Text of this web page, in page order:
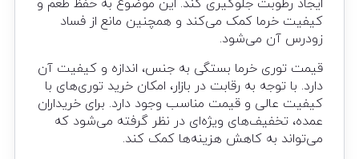
ایجاد رطوبت جلوگیری کند. این موضوع به حفظ طعم و
کیفیت خرما کمک می‌کند و همچنین مانع از فساد
زودرس آن می‌شود.
قیمت توری خرما بستگی به جنس، اندازه و کیفیت آن
دارد. با توجه به رقابت در بازار، امکان خرید توری‌های با
کیفیت عالی و قیمت مناسب وجود دارد. برای خریداران
عمده، تخفیف‌های ویژه‌ای در نظر گرفته می‌شود که
می‌تواند به کاهش هزینه‌ها کمک کند.